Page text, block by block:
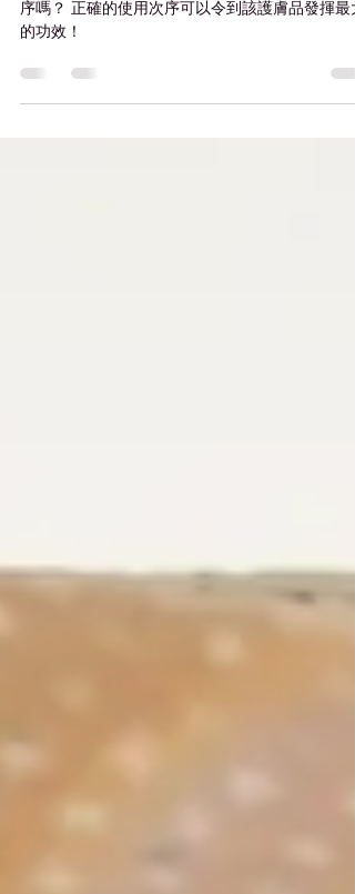
序！附早上及晚上的使用順序
每朝每晚都會做護膚既女生們，知道正確的使用次
的功效！